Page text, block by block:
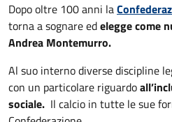
Dopo oltre 100 anni la
torna a sognare edelegge come
Andrea Montemurro.
Al suo interno diverse discipline
con un particolare riguardo
sociale. Il calcio in tutte le sue